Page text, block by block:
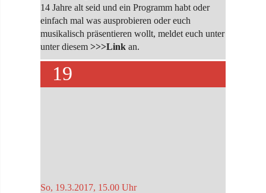
14 Jahre alt seid und ein Programm habt oder
einfach mal was ausprobieren oder euch
musikalisch präsentieren wollt, meldet euch unter
unter diesem >>>Link an.
19
So, 19.3.2017, 15.00 Uhr